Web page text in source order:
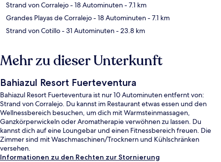
Strand von Corralejo- 18 Autominuten- 7.1 km
Grandes Playas de Corralejo- 18 Autominuten- 7.1 km
Strand von Cotillo- 31 Autominuten- 23.8 km
Mehr zu dieser Unterkunft
Bahiazul Resort Fuerteventura
Bahiazul Resort Fuerteventura ist nur 10 Autominuten entfernt von:
Strand von Corralejo. Du kannst im Restaurant etwas essen und den
Wellnessbereich besuchen, um dich mit Warmsteinmassagen,
Ganzkörperwickeln oder Aromatherapie verwöhnen zu lassen. Du
kannst dich auf eine Loungebar und einen Fitnessbereich freuen. Die
Zimmer sind mit Waschmaschinen/Trocknern und Kühlschränken
versehen.
Informationen zu den Rechten zur Stornierung